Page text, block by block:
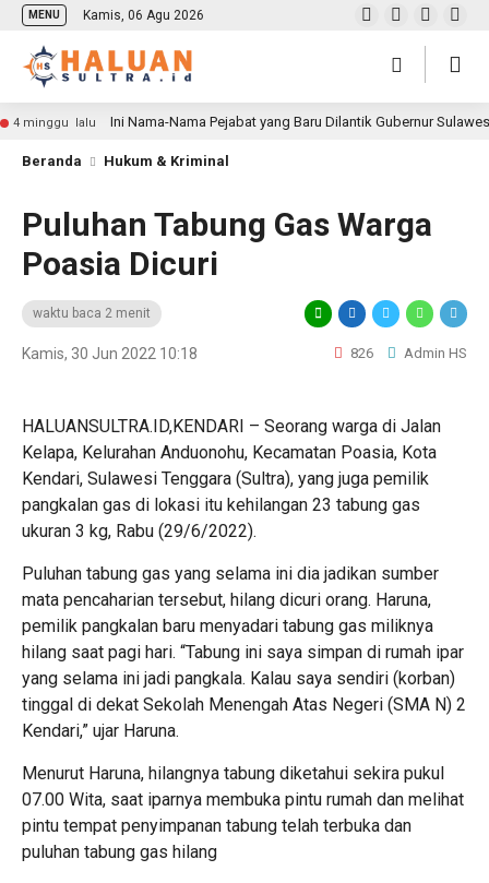
MENU Kamis, 06 Agu 2026
4 minggu lalu Ini Nama-Nama Pejabat yang Baru Dilantik Gubernur
Beranda Hukum & Kriminal
Puluhan Tabung Gas Warga
Poasia Dicuri
waktu baca 2 menit
Kamis, 30 Jun 2022 10:18 826 Admin HS
HALUANSULTRA.ID,KENDARI – Seorang warga di Jalan
Kelapa, Kelurahan Anduonohu, Kecamatan Poasia, Kota
Kendari, Sulawesi Tenggara (Sultra), yang juga pemilik
pangkalan gas di lokasi itu kehilangan 23 tabung gas
ukuran 3 kg, Rabu (29/6/2022).
Puluhan tabung gas yang selama ini dia jadikan sumber
mata pencaharian tersebut, hilang dicuri orang. Haruna,
pemilik pangkalan baru menyadari tabung gas miliknya
hilang saat pagi hari. “Tabung ini saya simpan di rumah ipar
yang selama ini jadi pangkala. Kalau saya sendiri (korban)
tinggal di dekat Sekolah Menengah Atas Negeri (SMA N) 2
Kendari,” ujar Haruna.
Menurut Haruna, hilangnya tabung diketahui sekira pukul
07.00 Wita, saat iparnya membuka pintu rumah dan melihat
pintu tempat penyimpanan tabung telah terbuka dan
puluhan tabung gas hilang